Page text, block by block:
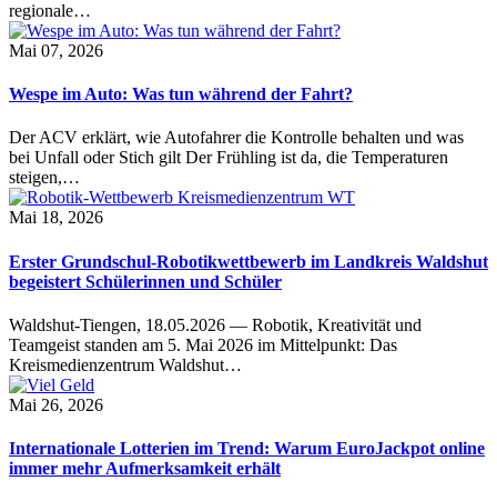
regionale…
Mai 07, 2026
Wespe im Auto: Was tun während der Fahrt?
Der ACV erklärt, wie Autofahrer die Kontrolle behalten und was
bei Unfall oder Stich gilt Der Frühling ist da, die Temperaturen
steigen,…
Mai 18, 2026
Erster Grundschul-Robotikwettbewerb im Landkreis Waldshut
begeistert Schülerinnen und Schüler
Waldshut-Tiengen, 18.05.2026 — Robotik, Kreativität und
Teamgeist standen am 5. Mai 2026 im Mittelpunkt: Das
Kreismedienzentrum Waldshut…
Mai 26, 2026
Internationale Lotterien im Trend: Warum EuroJackpot online
immer mehr Aufmerksamkeit erhält